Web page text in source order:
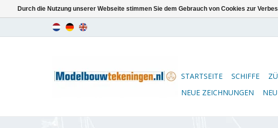
STARTSEITE SCHIFFE
NEUE ZEICHNUNGEN
Durch die Nutzung unserer Webseite stimmen Sie dem Gebrauch von Cookies zur